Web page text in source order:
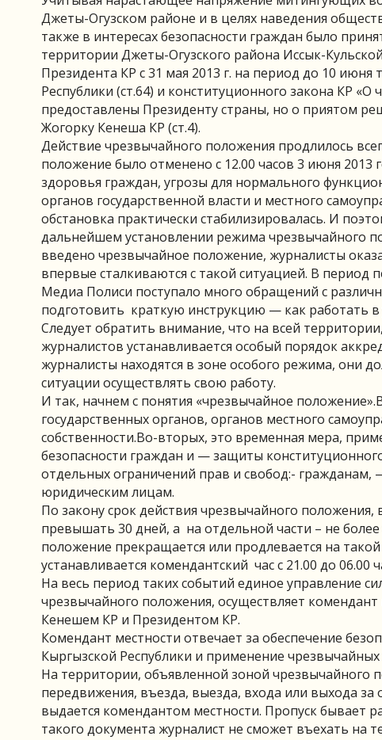
Джеты-Огузском районе и в целях наведения
также в интересах безопасности граждан было
территории Джеты-Огузского района Иссык-
Президента КР с 31 мая 2013 г. на период до 10
Республики (ст.64) и конституционного закона КР
предоставлены Президенту страны, но о приятом
Жогорку Кенеша КР (ст.4).
Действие чрезвычайного положения продлилось
положение было отменено с 12.00 часов 3 июня
здоровья граждан, угрозы для нормального
органов государственной власти и местного
обстановка практически стабилизировалась. И
дальнейшем установлении режима чрезвычайного
введено чрезвычайное положение, журналисты
впервые сталкиваются с такой ситуацией. В
Медиа Полиси поступало много обращений с
подготовить краткую инструкцию — как работать в
Следует обратить внимание, что на всей
журналистов устанавливается особый порядок
журналисты находятся в зоне особого режима, они
ситуации осуществлять свою работу.
И так, начнем с понятия «чрезвычайное
государственных органов, органов местного
собственности.Во-вторых, это временная мера,
безопасности граждан и — защиты
отдельных ограничений прав и свобод:-
юридическим лицам.
По закону срок действия чрезвычайного
превышать 30 дней, а на отдельной части – не
положение прекращается или продлевается на
устанавливается комендантский час с 21.00 до 06.00
На весь период таких событий единое управление
чрезвычайного положения, осуществляет
Кенешем КР и Президентом КР.
Комендант местности отвечает за обеспечение
Кыргызской Республики и применение
На территории, объявленной зоной чрезвычайного
передвижения, въезда, выезда, входа или выхода
выдается комендантом местности. Пропуск бывает
такого документа журналист не сможет въехать на